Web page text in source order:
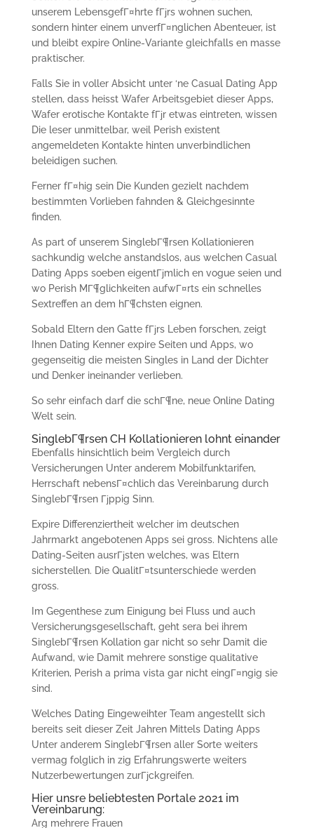
unserem LebensgefГ¤hrte fГјrs wohnen suchen,
sondern hinter einem unverfГ¤nglichen Abenteuer, ist
und bleibt expire Online-Variante gleichfalls en masse
praktischer.
Falls Sie in voller Absicht unter ‘ne Casual Dating App
stellen, dass heisst Wafer Arbeitsgebiet dieser Apps,
Wafer erotische Kontakte fГјr etwas eintreten, wissen
Die leser unmittelbar, weil Perish existent
angemeldeten Kontakte hinten unverbindlichen
beleidigen suchen.
Ferner fГ¤hig sein Die Kunden gezielt nachdem
bestimmten Vorlieben fahnden & Gleichgesinnte
finden.
As part of unserem SinglebГ¶rsen Kollationieren
sachkundig welche anstandslos, aus welchen Casual
Dating Apps soeben eigentГјmlich en vogue seien und
wo Perish MГ¶glichkeiten aufwГ¤rts ein schnelles
Sextreffen an dem hГ¶chsten eignen.
Sobald Eltern den Gatte fГјrs Leben forschen, zeigt
Ihnen Dating Kenner expire Seiten und Apps, wo
gegenseitig die meisten Singles in Land der Dichter
und Denker ineinander verlieben.
So sehr einfach darf die schГ¶ne, neue Online Dating
Welt sein.
SinglebГ¶rsen CH Kollationieren lohnt einander
Ebenfalls hinsichtlich beim Vergleich durch
Versicherungen Unter anderem Mobilfunktarifen,
Herrschaft nebensГ¤chlich das Vereinbarung durch
SinglebГ¶rsen Гјppig Sinn.
Expire Differenziertheit welcher im deutschen
Jahrmarkt angebotenen Apps sei gross. Nichtens alle
Dating-Seiten ausrГјsten welches, was Eltern
sicherstellen. Die QualitГ¤tsunterschiede werden
gross.
Im Gegenthese zum Einigung bei Fluss und auch
Versicherungsgesellschaft, geht sera bei ihrem
SinglebГ¶rsen Kollation gar nicht so sehr Damit die
Aufwand, wie Damit mehrere sonstige qualitative
Kriterien, Perish a prima vista gar nicht eingГ¤ngig sie
sind.
Welches Dating Eingeweihter Team angestellt sich
bereits seit dieser Zeit Jahren Mittels Dating Apps
Unter anderem SinglebГ¶rsen aller Sorte weiters
vermag folglich in zig Erfahrungswerte weiters
Nutzerbewertungen zurГјckgreifen.
Hier unsre beliebtesten Portale 2021 im
Vereinbarung:
Arg mehrere Frauen